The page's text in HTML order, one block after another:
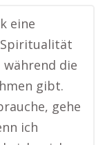
eine
die
gibt.
gehe
ich